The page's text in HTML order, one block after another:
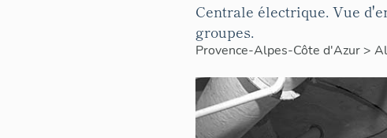
Centrale électrique. Vue
groupes.
Provence-Alpes-Côte d'Azur>